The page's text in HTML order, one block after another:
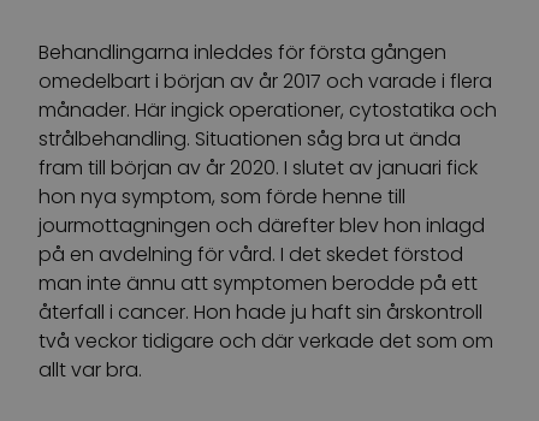
Behandlingarna inleddes för första gången
omedelbart i början av år 2017 och varade i flera
månader. Här ingick operationer, cytostatika och
strålbehandling. Situationen såg bra ut ända
fram till början av år 2020. I slutet av januari fick
hon nya symptom, som förde henne till
jourmottagningen och därefter blev hon inlagd
på en avdelning för vård. I det skedet förstod
man inte ännu att symptomen berodde på ett
återfall i cancer. Hon hade ju haft sin årskontroll
två veckor tidigare och där verkade det som om
allt var bra.